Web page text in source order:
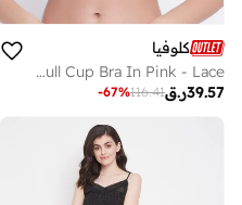
كلوفيا
Clovia Padded Non-Wired Full Cup Bra In Pink - Lace
ر.ق39.57
116.41
-67%